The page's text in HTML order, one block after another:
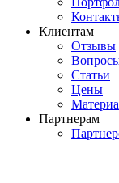
Клиентам
Отзывы
Статьи
Цены
Партнерам